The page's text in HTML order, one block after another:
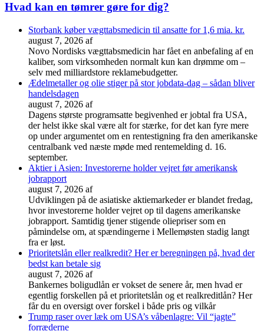
Hvad kan en tømrer gøre for dig?
Storbank køber vægttabsmedicin til ansatte for 1,6 mia. kr.
august 7, 2026 af
Novo Nordisks vægttabsmedicin har fået en anbefaling af en
kaliber, som virksomheden normalt kun kan drømme om –
selv med milliardstore reklamebudgetter.
Ædelmetaller og olie stiger på stor jobdata-dag – sådan bliver
handelsdagen
august 7, 2026 af
Dagens største programsatte begivenhed er jobtal fra USA,
der helst ikke skal være alt for stærke, for det kan fyre mere
op under argumentet om en rentestigning fra den amerikanske
centralbank ved næste møde med rentemelding d. 16.
september.
Aktier i Asien: Investorerne holder vejret før amerikansk
jobrapport
august 7, 2026 af
Udviklingen på de asiatiske aktiemarkeder er blandet fredag,
hvor investorerne holder vejret op til dagens amerikanske
jobrapport. Samtidig tjener stigende oliepriser som en
påmindelse om, at spændingerne i Mellemøsten stadig langt
fra er løst.
Prioritetslån eller realkredit? Her er beregningen på, hvad der
bedst kan betale sig
august 7, 2026 af
Bankernes boligudlån er vokset de senere år, men hvad er
egentlig forskellen på et prioritetslån og et realkreditlån? Her
får du en oversigt over forskel i både pris og vilkår
Trump raser over læk om USA’s våbenlagre: Vil “jagte”
forræderne